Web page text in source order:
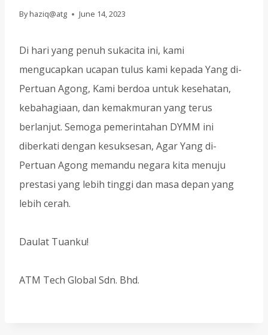
By haziq@atg June 14, 2023
Di hari yang penuh sukacita ini, kami
mengucapkan ucapan tulus kami kepada Yang di-
Pertuan Agong, Kami berdoa untuk kesehatan,
kebahagiaan, dan kemakmuran yang terus
berlanjut. Semoga pemerintahan DYMM ini
diberkati dengan kesuksesan, Agar Yang di-
Pertuan Agong memandu negara kita menuju
prestasi yang lebih tinggi dan masa depan yang
lebih cerah.
Daulat Tuanku!
ATM Tech Global Sdn. Bhd.